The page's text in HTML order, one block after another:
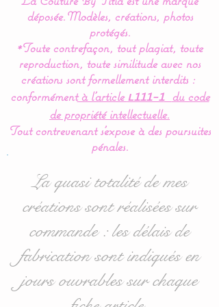
Le complément idéal pour
le cocon de bébé.
Coussin pour
bébé, oreiller, pour
décoration de chambre
bébé, une création unique
pour finaliser la déco de
chambre de bébé.
Dimensions :
les options:
* Rectangulaire : 30 x 50
* Carré : 40 x 40 cms
déposée.Modèles, créations, photos
protégés.
*Toute contrefaçon, tout plagiat, toute
reproduction, toute similitude avec nos
créations sont formellement interdits :
conformémentà l’article L111-1
du code
de propriété intellectuelle.
Tout contrevenant s'expose à des poursuites
pénales.
La quasi totalité de mes
créations sont réalisées sur
commande : les délais de
fabrication sont indiqués en
jours ouvrables sur chaque